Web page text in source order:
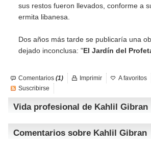
sus restos fueron llevados, conforme a
ermita libanesa.
Dos años más tarde se publicaría una
dejado inconclusa: "El Jardín del
Comentarios (1) Imprimir
A favoritos
Suscribirse
Vida profesional de Kahlil Gibran
Comentarios sobre Kahlil Gibran